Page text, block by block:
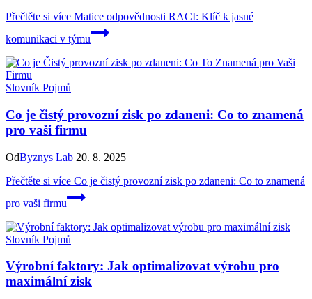
Přečtěte si více Matice odpovědnosti RACI: Klíč k jasné
komunikaci v týmu
Slovník Pojmů
Co je čistý provozní zisk po zdaneni: Co to znamená
pro vaši firmu
OdByznys Lab 20. 8. 2025
Přečtěte si více Co je čistý provozní zisk po zdaneni: Co to znamená
pro vaši firmu
Slovník Pojmů
Výrobní faktory: Jak optimalizovat výrobu pro
maximální zisk